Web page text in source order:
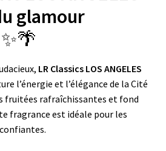
glamour
✨🌴
LR Classics LOS ANGELES
l’énergie et l’élégance de la Cité
fruitées rafraîchissantes et fond
fragrance est idéale pour les